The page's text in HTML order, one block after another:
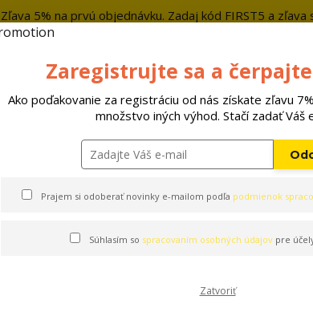
Zľava 5% na prvú objednávku. Zadaj kód FIRST5 a zľava
Hračky Pelechy
Flesh
Flesh
Zaregistrujte sa a
Ako poďakovanie za registráciu od nás získate zľavu
množstvo iných výhod. Stačí zadať Váš
Prajem si odoberať novinky e-mailom podľa podmienok
Súhlasím so spracovaním osobných údajovpre
Zatvoriť